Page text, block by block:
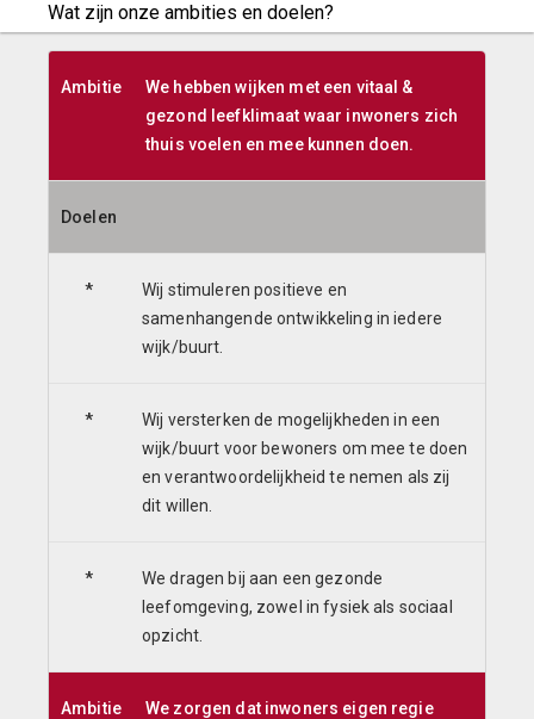
Wat zijn onze ambities en doelen?
Ambitie
We hebben wijken met een vitaal &
gezond leefklimaat waar inwoners zich
thuis voelen en mee kunnen doen.
Doelen
*
Wij stimuleren positieve en
samenhangende ontwikkeling in iedere
wijk/buurt.
*
Wij versterken de mogelijkheden in een
wijk/buurt voor bewoners om mee te doen
en verantwoordelijkheid te nemen als zij
dit willen.
*
We dragen bij aan een gezonde
leefomgeving, zowel in fysiek als sociaal
opzicht.
Ambitie
We zorgen dat inwoners eigen regie